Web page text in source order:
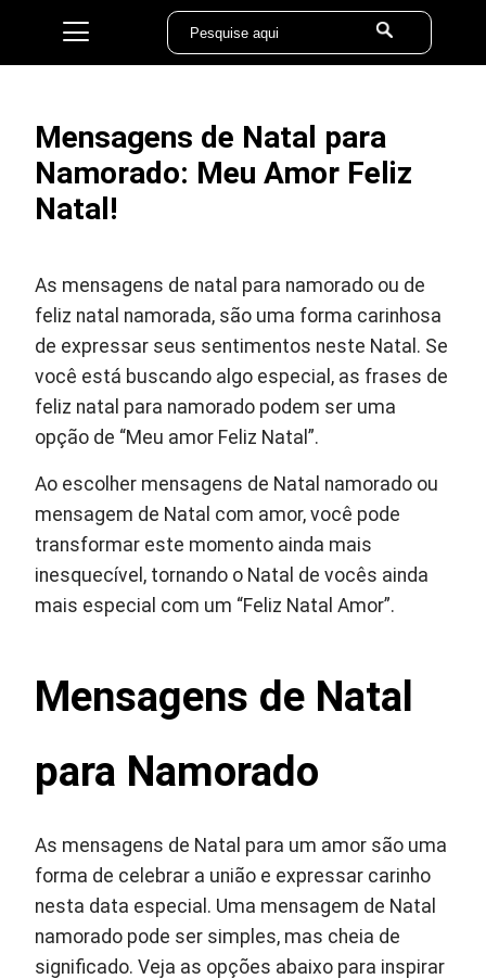
Mensagens de Natal para
Namorado: Meu Amor Feliz
Natal!
As mensagens de natal para namorado ou de
feliz natal namorada, são uma forma carinhosa
de expressar seus sentimentos neste Natal. Se
você está buscando algo especial, as frases de
feliz natal para namorado podem ser uma
opção de “Meu amor Feliz Natal”.
Ao escolher mensagens de Natal namorado ou
mensagem de Natal com amor, você pode
transformar este momento ainda mais
inesquecível, tornando o Natal de vocês ainda
mais especial com um “Feliz Natal Amor”.
Mensagens de Natal
para Namorado
As mensagens de Natal para um amor são uma
forma de celebrar a união e expressar carinho
nesta data especial. Uma mensagem de Natal
namorado pode ser simples, mas cheia de
significado. Veja as opções abaixo para inspirar